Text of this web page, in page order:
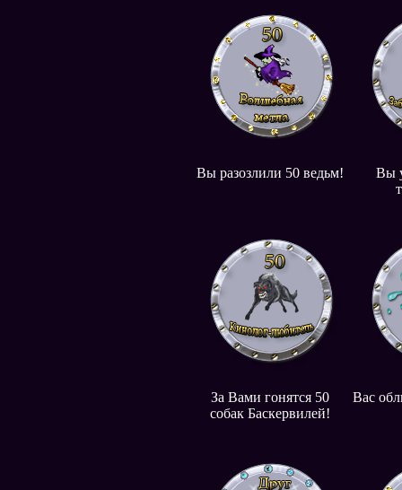
Вы разозлили 50 ведьм!
Вы
За Вами гонятся 50
собак Баскервилей!
Вас